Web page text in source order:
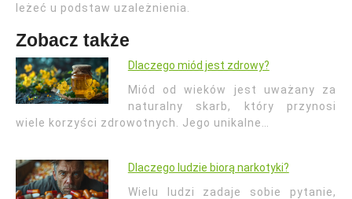
leżeć u podstaw uzależnienia.
Zobacz także
Dlaczego miód jest zdrowy?
Miód od wieków jest uważany za
naturalny skarb, który przynosi
wiele korzyści zdrowotnych. Jego unikalne…
Dlaczego ludzie biorą narkotyki?
Wielu ludzi zadaje sobie pytanie,